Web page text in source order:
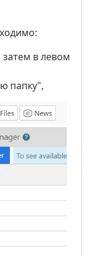
в левом
папку",